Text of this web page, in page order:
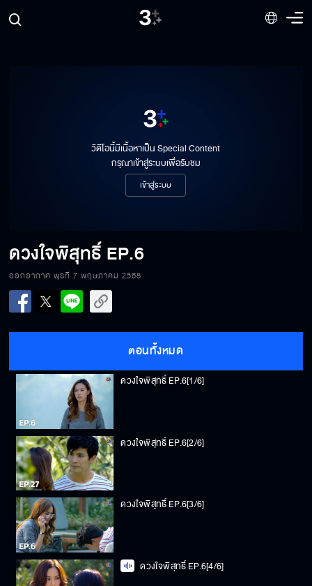
วิดีโอนี้มีเนื้อหาเป็น Special Content
กรุณาเข้าสู่ระบบเพื่อรับชม
เข้าสู่ระบบ
ดวงใจพิสุทธิ์ EP.6
ออกอากาศ พุธที่ 7 พฤษภาคม 2568
ตอนทั้งหมด
ดวงใจพิสุทธิ์ EP.6[1/6]
ดวงใจพิสุทธิ์ EP.6[2/6]
ดวงใจพิสุทธิ์ EP.6[3/6]
ดวงใจพิสุทธิ์ EP.6[4/6]